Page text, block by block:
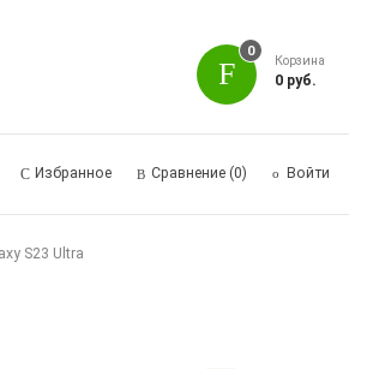
0
Корзина
0 руб.
Избранное Сравнение (0) Войти
S23 Ultra